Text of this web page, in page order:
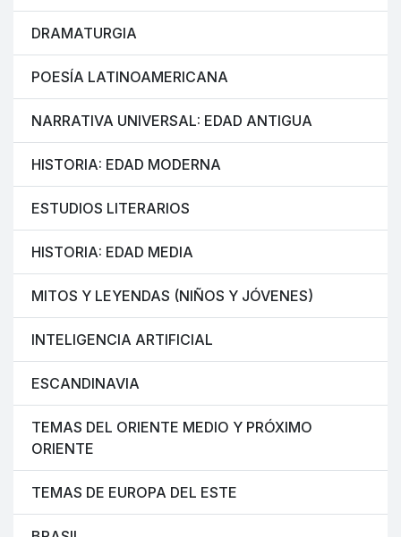
DRAMATURGIA
POESÍA LATINOAMERICANA
NARRATIVA UNIVERSAL: EDAD ANTIGUA
HISTORIA: EDAD MODERNA
ESTUDIOS LITERARIOS
HISTORIA: EDAD MEDIA
MITOS Y LEYENDAS (NIÑOS Y JÓVENES)
INTELIGENCIA ARTIFICIAL
ESCANDINAVIA
TEMAS DEL ORIENTE MEDIO Y PRÓXIMO
ORIENTE
TEMAS DE EUROPA DEL ESTE